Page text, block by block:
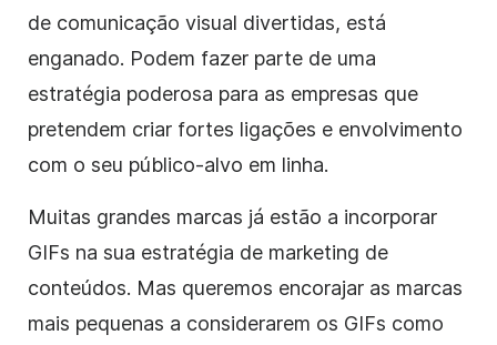
de comunicação visual divertidas, está
enganado. Podem fazer parte de uma
estratégia poderosa para as empresas que
pretendem criar fortes ligações e envolvimento
com o seu público-alvo em linha.
Muitas grandes marcas já estão a incorporar
GIFs na sua estratégia de marketing de
conteúdos. Mas queremos encorajar as marcas
mais pequenas a considerarem os GIFs como